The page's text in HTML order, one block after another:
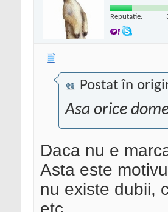
Reputatie:
Postat în
Asa orice
Daca nu e
Asta este
nu existe dubii,